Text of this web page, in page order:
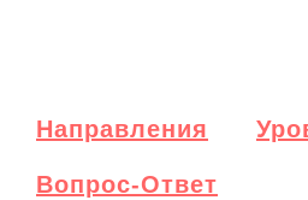
Направления
Вопрос-Ответ